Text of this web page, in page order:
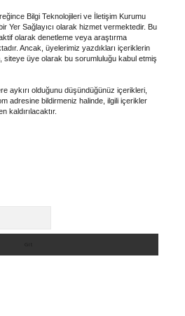
Bilgi Teknolojileri ve İletişim Kurumu
Yer Sağlayıcı olarak hizmet vermektedir. Bu
olarak denetleme veya araştırma
Ancak, üyelerimiz yazdıkları içeriklerin
siteye üye olarak bu sorumluluğu kabul etmiş
aykırı olduğunu düşündüğünüz içerikleri,
adresine bildirmeniz halinde, ilgili içerikler
kaldırılacaktır.